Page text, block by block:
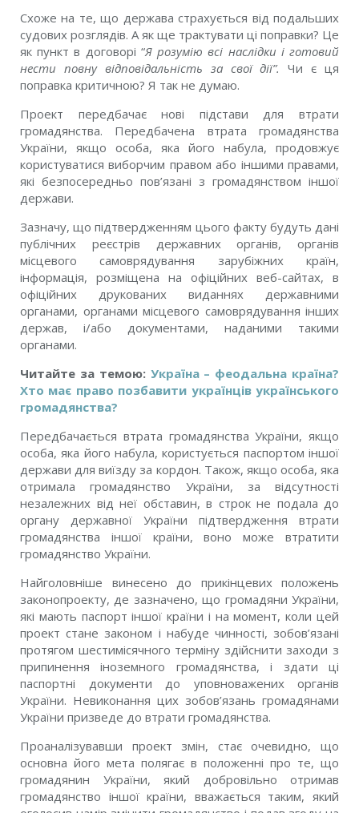
Схоже на те, що держава страхується від подальших
судових розглядів. А як ще трактувати ці поправки? Це
як пункт в договорі “Я розумію всі наслідки і готовий
нести повну відповідальність за свої дії”. Чи є ця
поправка критичною? Я так не думаю.
Проект передбачає нові підстави для втрати
громадянства. Передбачена втрата громадянства
України, якщо особа, яка його набула, продовжує
користуватися виборчим правом або іншими правами,
які безпосередньо пов’язані з громадянством іншої
держави.
Зазначу, що підтвердженням цього факту будуть дані
публічних реєстрів державних органів, органів
місцевого самоврядування зарубіжних країн,
інформація, розміщена на офіційних веб-сайтах, в
офіційних друкованих виданнях державними
органами, органами місцевого самоврядування інших
держав, і/або документами, наданими такими
органами.
Читайте за темою: Україна – феодальна країна?
Хто має право позбавити українців українського
громадянства?
Передбачається втрата громадянства України, якщо
особа, яка його набула, користується паспортом іншої
держави для виїзду за кордон. Також, якщо особа, яка
отримала громадянство України, за відсутності
незалежних від неї обставин, в строк не подала до
органу державної України підтвердження втрати
громадянства іншої країни, воно може втратити
громадянство України.
Найголовніше винесено до прикінцевих положень
законопроекту, де зазначено, що громадяни України,
які мають паспорт іншої країни і на момент, коли цей
проект стане законом і набуде чинності, зобов’язані
протягом шестимісячного терміну здійснити заходи з
припинення іноземного громадянства, і здати ці
паспортні документи до уповноважених органів
України. Невиконання цих зобов’язань громадянами
України призведе до втрати громадянства.
Проаналізувавши проект змін, стає очевидно, що
основна його мета полягає в положенні про те, що
громадянин України, який добровільно отримав
громадянство іншої країни, вважається таким, який